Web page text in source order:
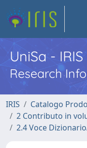
UniSa - IRIS
Research
IRIS
Catalogo
2 Contributo in
2.4 Voce